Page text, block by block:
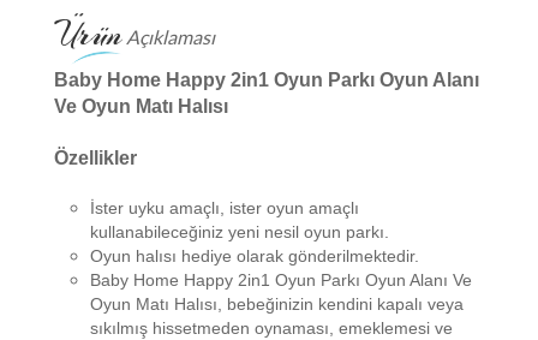
Ürün Açıklaması
Baby Home Happy 2in1 Oyun Parkı Oyun Alanı
Ve Oyun Matı Halısı
Özellikler
İster uyku amaçlı, ister oyun amaçlı
kullanabileceğiniz yeni nesil oyun parkı.
Oyun halısı hediye olarak gönderilmektedir.
Baby Home Happy 2in1 Oyun Parkı Oyun Alanı Ve
Oyun Matı Halısı, bebeğinizin kendini kapalı veya
sıkılmış hissetmeden oynaması, emeklemesi ve